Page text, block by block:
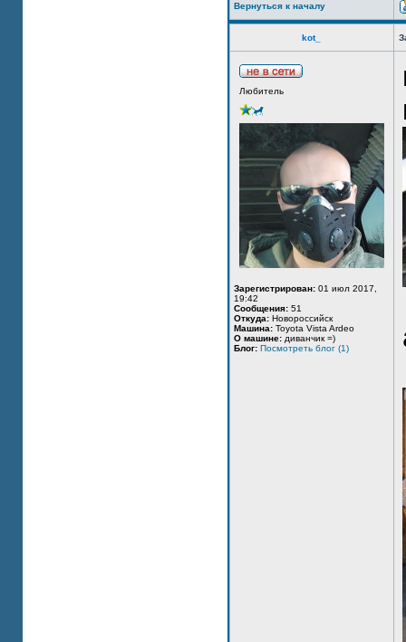
Вернуться к началу
kot_
Любитель
Зарегистрирован: 01 июл 2017,
19:42
Сообщения: 51
Откуда: Новороссийск
Машина: Toyota Vista Ardeo
О машине: диванчик =)
Блог: Посмотреть блог (1)